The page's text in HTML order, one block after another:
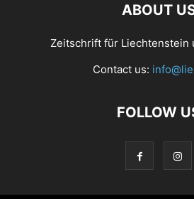
ABOUT
Zeitschrift für Liechtenstein
Contact us:
FOLLOW